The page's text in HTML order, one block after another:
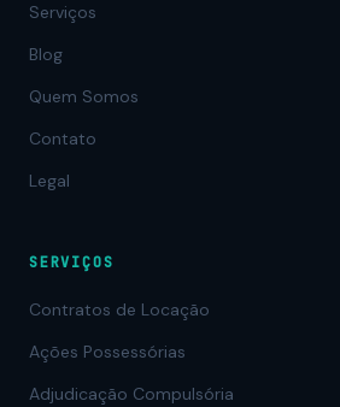
Serviços
Blog
Quem Somos
Contato
Legal
SERVIÇOS
Contratos de Locação
Ações Possessórias
Adjudicação Compulsória